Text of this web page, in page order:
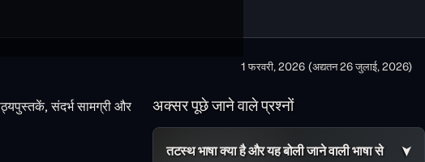
1 फरवरी, 2026 (अद्यतन26 जुलाई, 2026)
संदर्भ सामग्री और
अक्सर पूछे जाने वाले प्रश्नों
तटस्थ भाषा क्या है और यह बोली जाने वाली भाषा से